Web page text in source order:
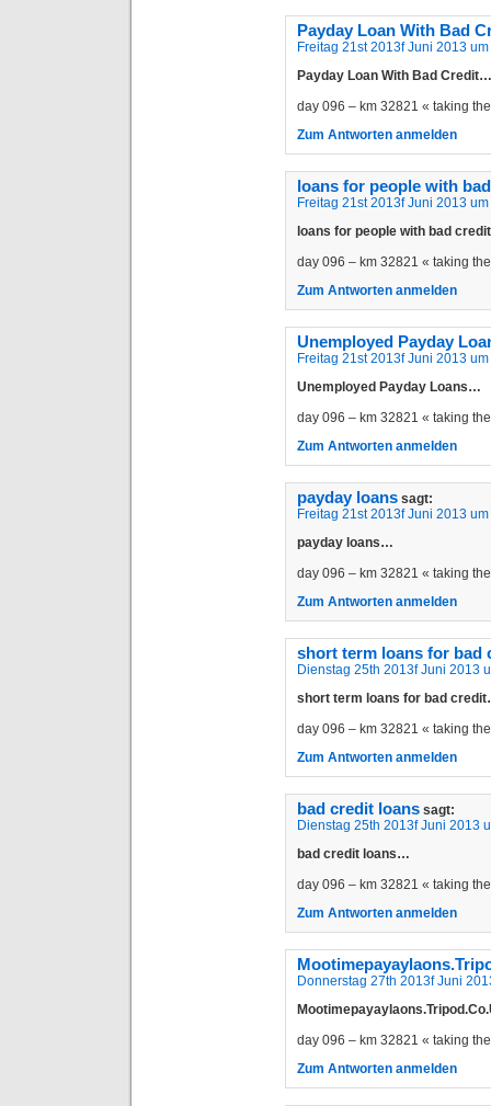
Payday Loan With Bad
Freitag 21st 2013f Juni 2013
Payday Loan With Bad Credit…
day 096 – km 32821 « taking
Zum Antworten anmelden
loans for people with
Freitag 21st 2013f Juni 2013
loans for people with bad
day 096 – km 32821 « taking
Zum Antworten anmelden
Unemployed Payday
Freitag 21st 2013f Juni 2013
Unemployed Payday Loans…
day 096 – km 32821 « taking
Zum Antworten anmelden
payday loans sagt:
Freitag 21st 2013f Juni 2013
payday loans…
day 096 – km 32821 « taking
Zum Antworten anmelden
short term loans for bad
Dienstag 25th 2013f Juni 2013
short term loans for bad
day 096 – km 32821 « taking
Zum Antworten anmelden
bad credit loans sagt:
Dienstag 25th 2013f Juni 2013
bad credit loans…
day 096 – km 32821 « taking
Zum Antworten anmelden
Donnerstag 27th 2013f Juni
day 096 – km 32821 « taking
Zum Antworten anmelden